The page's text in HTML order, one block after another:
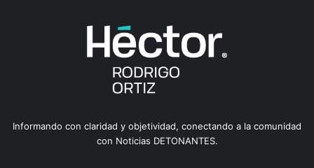
Informando con claridad y objetividad, conectando a la comunidad
con Noticias DETONANTES.